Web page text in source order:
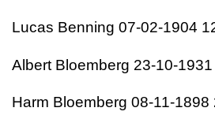
Lucas Benning 07-02-1904
Albert Bloemberg 23-10-
Harm Bloemberg 08-11-1898